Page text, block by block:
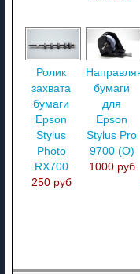
Ролик
захвата
бумаги
Epson
Stylus
Photo
RX700
250 руб
бумаги
для
Epson
Stylus Pro
9700 (O)
1000 руб